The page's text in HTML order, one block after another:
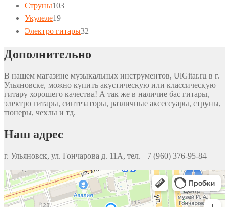
Струны103103
Укулеле1919
товаров
Электро гитары32
Дополнительно
В нашем магазине музыкальных инструментов, UlGitar.ru в г.
Ульяновске, можно купить акустическую или классическую
гитару хорошего качества! А так же в наличие бас гитары,
электро гитары, синтезаторы, различные аксессуары, струны,
тюнеры, чехлы и тд.
Наш адрес
г. Ульяновск, ул. Гончарова д. 11А, тел. +7 (960) 376-95-84